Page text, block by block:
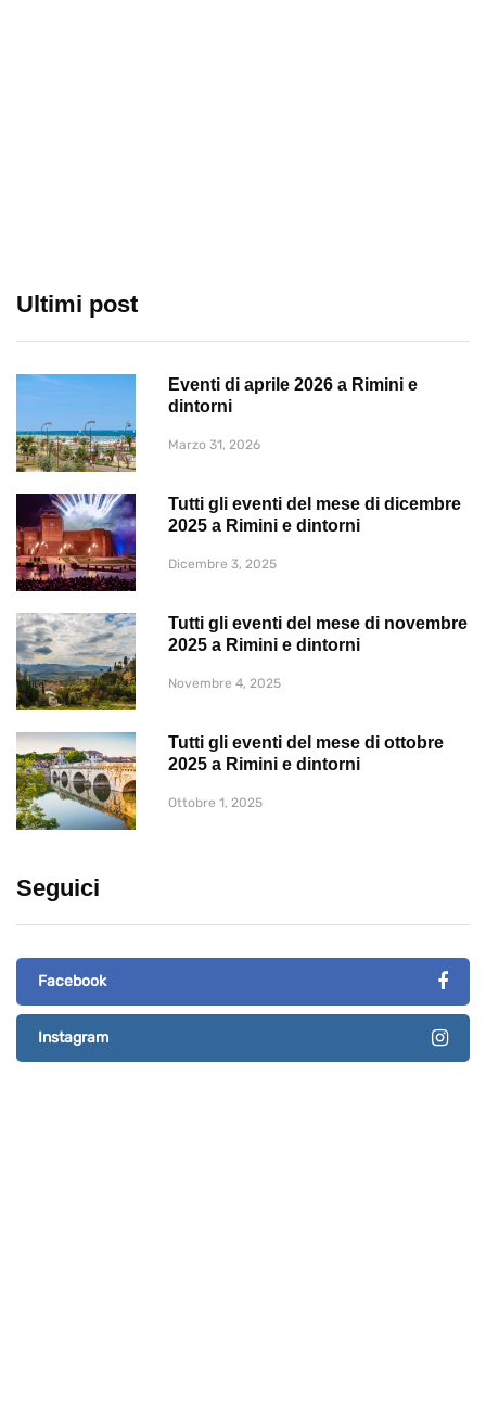
Ultimi post
Eventi di aprile 2026 a Rimini e
dintorni
Marzo 31, 2026
Tutti gli eventi del mese di dicembre
2025 a Rimini e dintorni
Dicembre 3, 2025
Tutti gli eventi del mese di novembre
2025 a Rimini e dintorni
Novembre 4, 2025
Tutti gli eventi del mese di ottobre
2025 a Rimini e dintorni
Ottobre 1, 2025
Seguici
Facebook
Instagram